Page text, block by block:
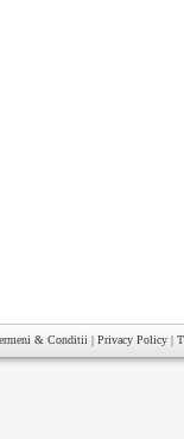
& Conditii | Privacy Policy |